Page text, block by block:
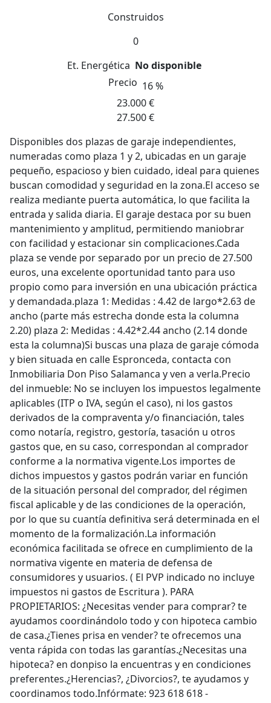
Construidos
0
Et. Energética No disponible
Precio 16 %
23.000 €
27.500 €
Disponibles dos plazas de garaje independientes,
numeradas como plaza 1 y 2, ubicadas en un garaje
pequeño, espacioso y bien cuidado, ideal para quienes
buscan comodidad y seguridad en la zona.El acceso se
realiza mediante puerta automática, lo que facilita la
entrada y salida diaria. El garaje destaca por su buen
mantenimiento y amplitud, permitiendo maniobrar
con facilidad y estacionar sin complicaciones.Cada
plaza se vende por separado por un precio de 27.500
euros, una excelente oportunidad tanto para uso
propio como para inversión en una ubicación práctica
y demandada.plaza 1: Medidas : 4.42 de largo*2.63 de
ancho (parte más estrecha donde esta la columna
2.20) plaza 2: Medidas : 4.42*2.44 ancho (2.14 donde
esta la columna)Si buscas una plaza de garaje cómoda
y bien situada en calle Espronceda, contacta con
Inmobiliaria Don Piso Salamanca y ven a verla.Precio
del inmueble: No se incluyen los impuestos legalmente
aplicables (ITP o IVA, según el caso), ni los gastos
derivados de la compraventa y/o financiación, tales
como notaría, registro, gestoría, tasación u otros
gastos que, en su caso, correspondan al comprador
conforme a la normativa vigente.Los importes de
dichos impuestos y gastos podrán variar en función
de la situación personal del comprador, del régimen
fiscal aplicable y de las condiciones de la operación,
por lo que su cuantía definitiva será determinada en el
momento de la formalización.La información
económica facilitada se ofrece en cumplimiento de la
normativa vigente en materia de defensa de
consumidores y usuarios. ( El PVP indicado no incluye
impuestos ni gastos de Escritura ). PARA
PROPIETARIOS: ¿Necesitas vender para comprar? te
ayudamos coordinándolo todo y con hipoteca cambio
de casa.¿Tienes prisa en vender? te ofrecemos una
venta rápida con todas las garantías.¿Necesitas una
hipoteca? en donpiso la encuentras y en condiciones
preferentes.¿Herencias?, ¿Divorcios?, te ayudamos y
coordinamos todo.Infórmate: 923 618 618 -